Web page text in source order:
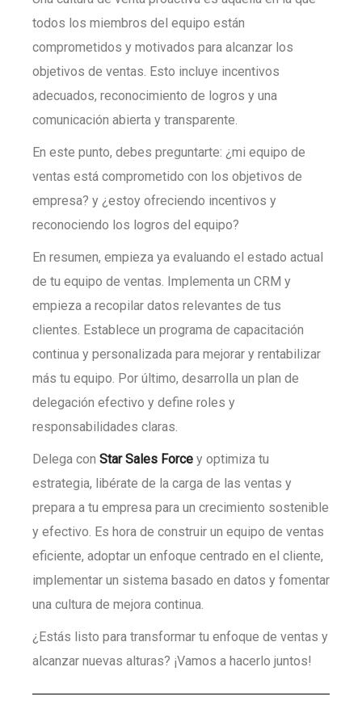
todos los miembros del equipo están
comprometidos y motivados para alcanzar los
objetivos de ventas. Esto incluye incentivos
adecuados, reconocimiento de logros y una
comunicación abierta y transparente.
En este punto, debes preguntarte: ¿mi equipo de
ventas está comprometido con los objetivos de
empresa? y ¿estoy ofreciendo incentivos y
reconociendo los logros del equipo?
En resumen, empieza ya evaluando el estado actual
de tu equipo de ventas. Implementa un CRM y
empieza a recopilar datos relevantes de tus
clientes. Establece un programa de capacitación
continua y personalizada para mejorar y rentabilizar
más tu equipo. Por último, desarrolla un plan de
delegación efectivo y define roles y
responsabilidades claras.
Delega con Star Sales Force y optimiza tu
estrategia, libérate de la carga de las ventas y
prepara a tu empresa para un crecimiento sostenible
y efectivo. Es hora de construir un equipo de ventas
eficiente, adoptar un enfoque centrado en el cliente,
implementar un sistema basado en datos y fomentar
una cultura de mejora continua.
¿Estás listo para transformar tu enfoque de ventas y
alcanzar nuevas alturas? ¡Vamos a hacerlo juntos!